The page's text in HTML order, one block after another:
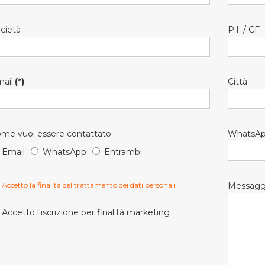
P.I. / CF
(*) Città
vuoi essere contattato
Email
WhatsApp Entrambi
Accetto la finalità del trattamento dei dati personali
Accetto l'iscrizione per finalità marketing